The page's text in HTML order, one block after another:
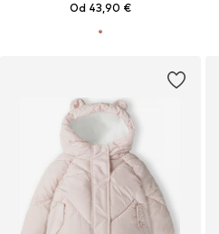
Od 43,90 €